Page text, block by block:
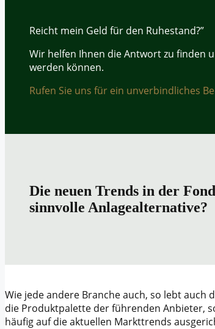
Reicht mein Geld für den Ruhestand?”
Wir helfen Ihnen die Antwort zu finden
werden können.
Rufen Sie uns für ein unverbindliches
Die neuen Trends in der
sinnvolle Anlagealternative?
Wie jede andere Branche auch, so lebt
die Produktpalette der führenden Anbieter,
häufig auf die aktuellen Markttrends